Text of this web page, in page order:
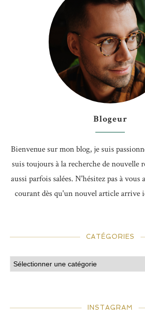
Blogeur
Bienvenue sur mon blog, je suis
suis toujours à la recherche de nouvelle
aussi parfois salées. N'hésitez pas à
courant dès qu'un nouvel article arrive
CATÉGORIES
INSTAGRAM